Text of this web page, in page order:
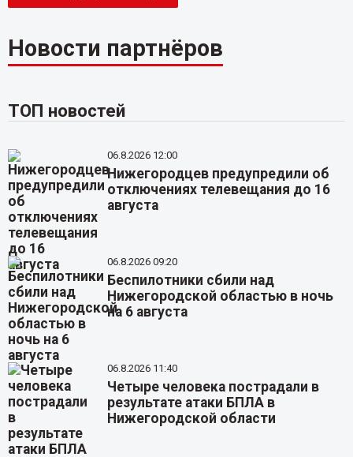
Новости партнёров
ТОП новостей
06.8.2026 12:00
Нижегородцев предупредили об
отключениях телевещания до 16
августа
06.8.2026 09:20
Беспилотники сбили над
Нижегородской областью в ночь
на 6 августа
06.8.2026 11:40
Четыре человека пострадали в
результате атаки БПЛА в
Нижегородской области